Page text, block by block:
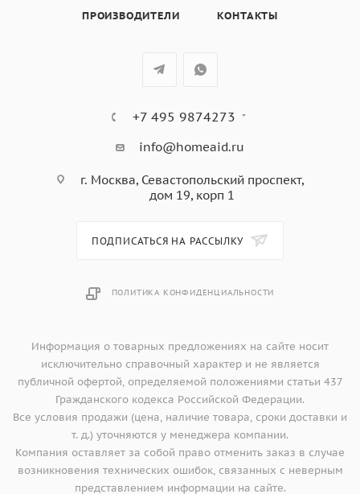
ПРОИЗВОДИТЕЛИ КОНТАКТЫ
+7 495 9874273
info@homeaid.ru
г. Москва, Севастопольский проспект,
дом 19, корп 1
ПОДПИСАТЬСЯ НА РАССЫЛКУ
ПОЛИТИКА КОНФИДЕНЦИАЛЬНОСТИ
Информация о товарных предложениях на сайте носит
исключительно справочный характер и не является
публичной офертой, определяемой положениями статьи 437
Гражданского кодекса Российской Федерации.
Все условия продажи (цена, наличие товара, сроки доставки и
т. д.) уточняются у менеджера компании.
Компания оставляет за собой право отменить заказ в случае
возникновения технических ошибок, связанных с неверным
представлением информации на сайте.